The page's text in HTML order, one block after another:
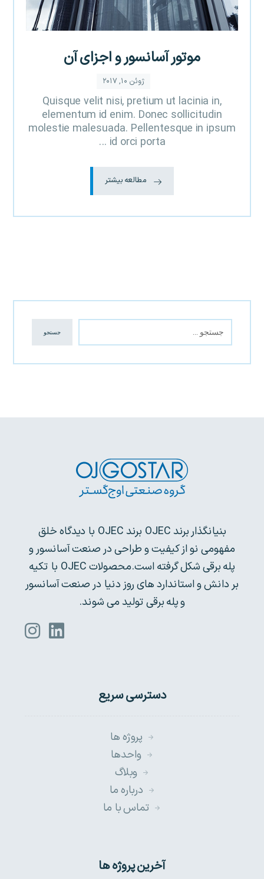
موتور آسانسور و اجزای آن
ژوئن ۱۰, ۲۰۱۷
Quisque velit nisi, pretium ut lacinia in,
elementum id enim. Donec sollicitudin
molestie malesuada. Pellentesque in ipsum
id orci porta ...
مطالعه بیشتر
جستجو
بنیانگذار برند OJEC برند OJEC با دیدگاه خلق
مفهومی نو از کیفیت و طراحی در صنعت آسانسور و
پله برقی شکل گرفته است.محصولات OJEC با تکیه
بر دانش و استاندارد های روز دنیا در صنعت آسانسور
و پله برقی تولید می شوند.
دسترسی سریع
پروژه ها
واحدها
وبلاگ
درباره ما
تماس با ما
آخرین پروژه ها